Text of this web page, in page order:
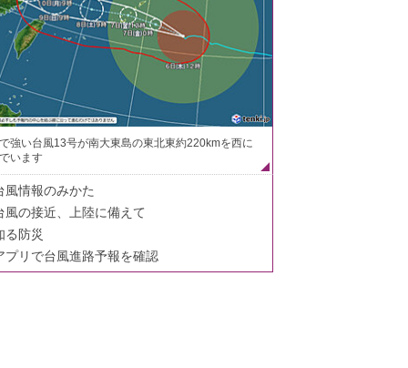
強い台風13号が南大東島の東北東約220kmを西に
います
風情報のみかた
風の接近、上陸に備えて
る防災
プリで台風進路予報を確認